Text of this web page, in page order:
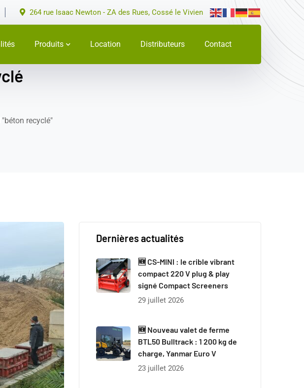
264 rue Isaac Newton - ZA des Rues, Cossé le Vivien
Produits Location Distributeurs Contact
recyclé"
Dernières actualités
🆕 CS-MINI : le crible vibrant
compact 220 V plug & play
signé Compact Screeners
29 juillet 2026
🆕 Nouveau valet de ferme
BTL50 Bulltrack : 1 200 kg de
charge, Yanmar Euro V
23 juillet 2026